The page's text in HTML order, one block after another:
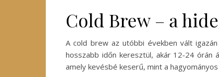
Cold Brew – a
A cold brew az utóbbi években vált
hosszabb időn keresztül, akár 12-24 órán
amely kevésbé keserű, mint a